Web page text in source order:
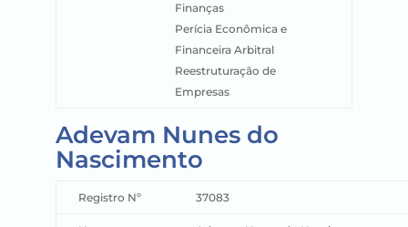
Finanças
Perícia Econômica e
Financeira Arbitral
Reestruturação de
Empresas
Adevam Nunes do
Nascimento
Registro Nº 37083